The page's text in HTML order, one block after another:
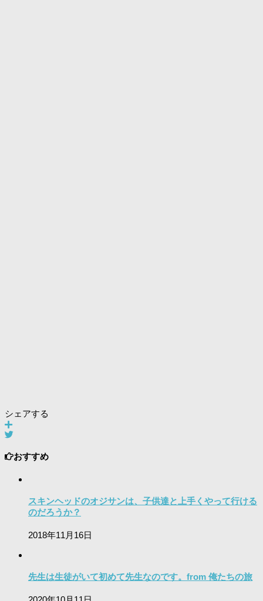
シェアする
おすすめ
スキンヘッドのオジサンは、子供達と上手くやって行ける
のだろうか？
2018年11月16日
先生は生徒がいて初めて先生なのです。from 俺たちの旅